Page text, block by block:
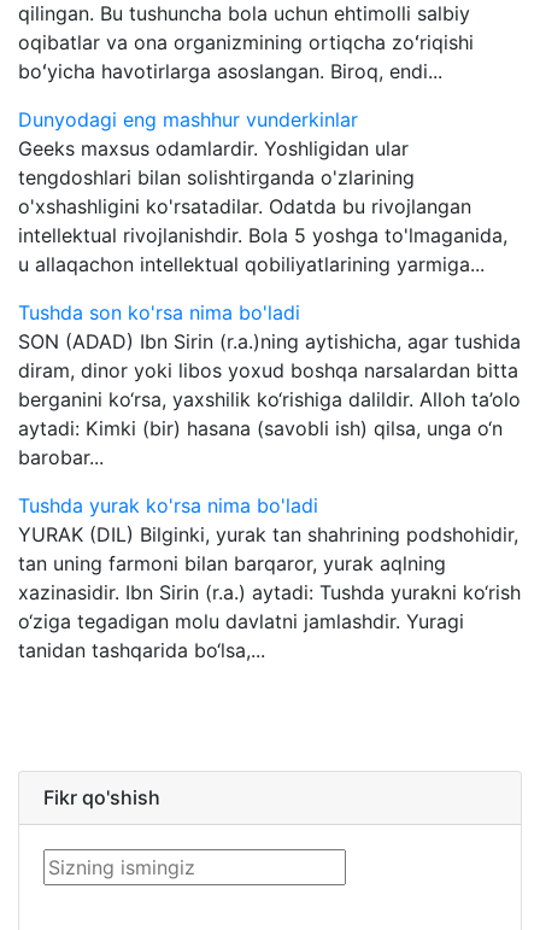
qilingan. Bu tushuncha bola uchun ehtimolli salbiy
oqibatlar va ona organizmining ortiqcha zoʻriqishi
boʻyicha havotirlarga asoslangan. Biroq, endi...
Dunyodagi eng mashhur vunderkinlar
Geeks maxsus odamlardir. Yoshligidan ular
tengdoshlari bilan solishtirganda o'zlarining
o'xshashligini ko'rsatadilar. Odatda bu rivojlangan
intellektual rivojlanishdir. Bola 5 yoshga to'lmaganida,
u allaqachon intellektual qobiliyatlarining yarmiga...
Tushda son ko'rsa nima bo'ladi
SON (ADAD) Ibn Sirin (r.a.)ning aytishicha, agar tushida
diram, dinor yoki libos yoxud boshqa narsalardan bitta
berganini ko‘rsa, yaxshilik ko‘rishiga dalildir. Alloh ta’olo
aytadi: Kimki (bir) hasana (savobli ish) qilsa, unga o‘n
barobar...
Tushda yurak ko'rsa nima bo'ladi
YURAK (DIL) Bilginki, yurak tan shahrining podshohidir,
tan uning farmoni bilan barqaror, yurak aqlning
xazinasidir. Ibn Sirin (r.a.) aytadi: Tushda yurakni ko‘rish
o‘ziga tegadigan molu davlatni jamlashdir. Yuragi
tanidan tashqarida bo‘lsa,...
Fikr qo'shish